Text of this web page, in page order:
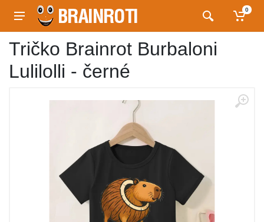
0
Tričko Brainrot Burbaloni
Lulilolli - černé